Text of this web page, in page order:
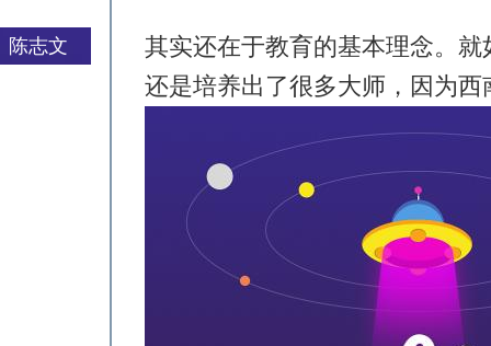
陈志文
其实还在于教育的基本理念。
还是培养出了很多大师，因为